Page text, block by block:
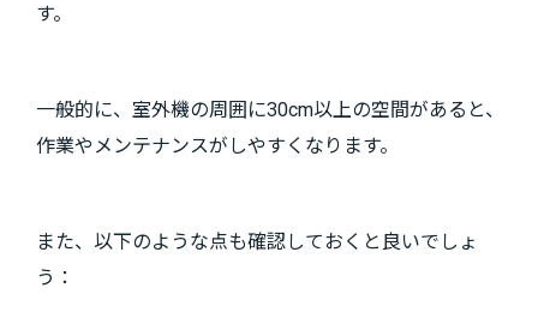
す。
一般的に、室外機の周囲に30cm以上の空間があると、
作業やメンテナンスがしやすくなります。
また、以下のような点も確認しておくと良いでしょ
う：